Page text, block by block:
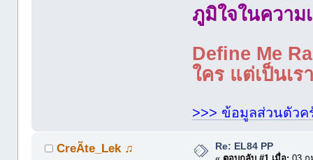
ภูมิใจในความ
Define Me
ใคร แต่เป็นเ
>>> ข้อมูลส่วนตัวค
CreÃte_Lek ♫ Re: EL84 PP